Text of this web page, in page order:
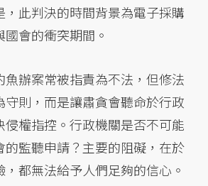
，此判決的時間背景為電子採購
會的衝突期間。
魚辦案常被指責為不法，但修法
守則，而是讓肅貪會聽命於行政
侵權指控。行政機關是否不可能
的監聽申請？主要的阻礙，在於
都無法給予人們足夠的信心。